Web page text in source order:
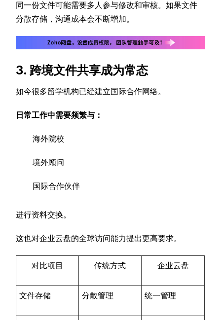
同一份文件可能需要多人参与修改和审核。如果文件
分散存储，沟通成本会不断增加。
3. 跨境文件共享成为常态
如今很多留学机构已经建立国际合作网络。
日常工作中需要频繁与：
海外院校
境外顾问
国际合作伙伴
进行资料交换。
这也对企业云盘的全球访问能力提出更高要求。
对比项目 传统方式 企业云盘
文件存储 分散管理 统一管理